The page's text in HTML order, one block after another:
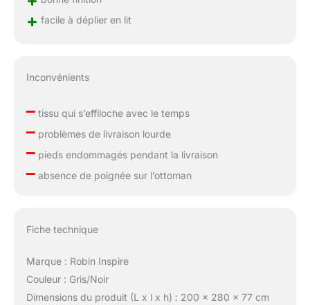
+ facile à déplier en lit
Inconvénients
–tissu qui s’effiloche avec le temps
–problèmes de livraison lourde
–pieds endommagés pendant la livraison
–absence de poignée sur l’ottoman
Fiche technique
Marque : Robin Inspire
Couleur : Gris/Noir
Dimensions du produit (L x l x h) : 200 x 280 x 77 cm